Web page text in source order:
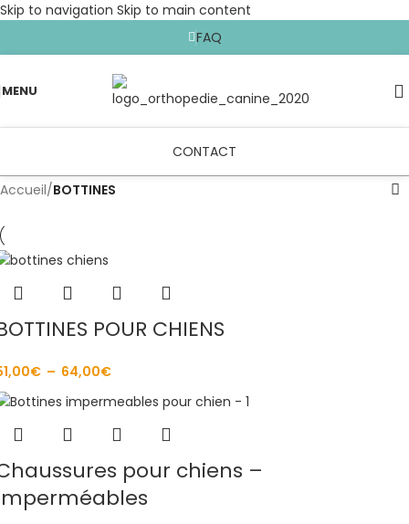
Skip to navigation Skip to main content
FAQ
MENU
CONTACT
Accueil/BOTTINES
POUR CHIENS
€ – 64,00€
pour chiens –